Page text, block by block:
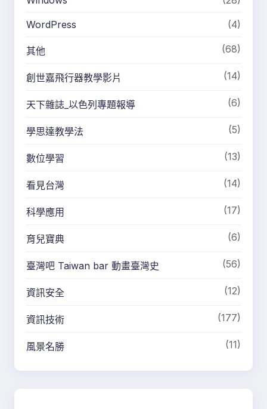
WordPress (4)
其他 (68)
創世嘉飛行器教學影片 (14)
天下雜誌_以色列專題報導 (6)
學思達教學法 (5)
數位學習 (13)
看見台灣 (14)
科學應用 (17)
育兒寶典 (6)
臺灣吧 Taiwan bar 動畫臺灣史 (56)
資訊安全 (12)
資訊技術 (177)
風景名勝 (11)